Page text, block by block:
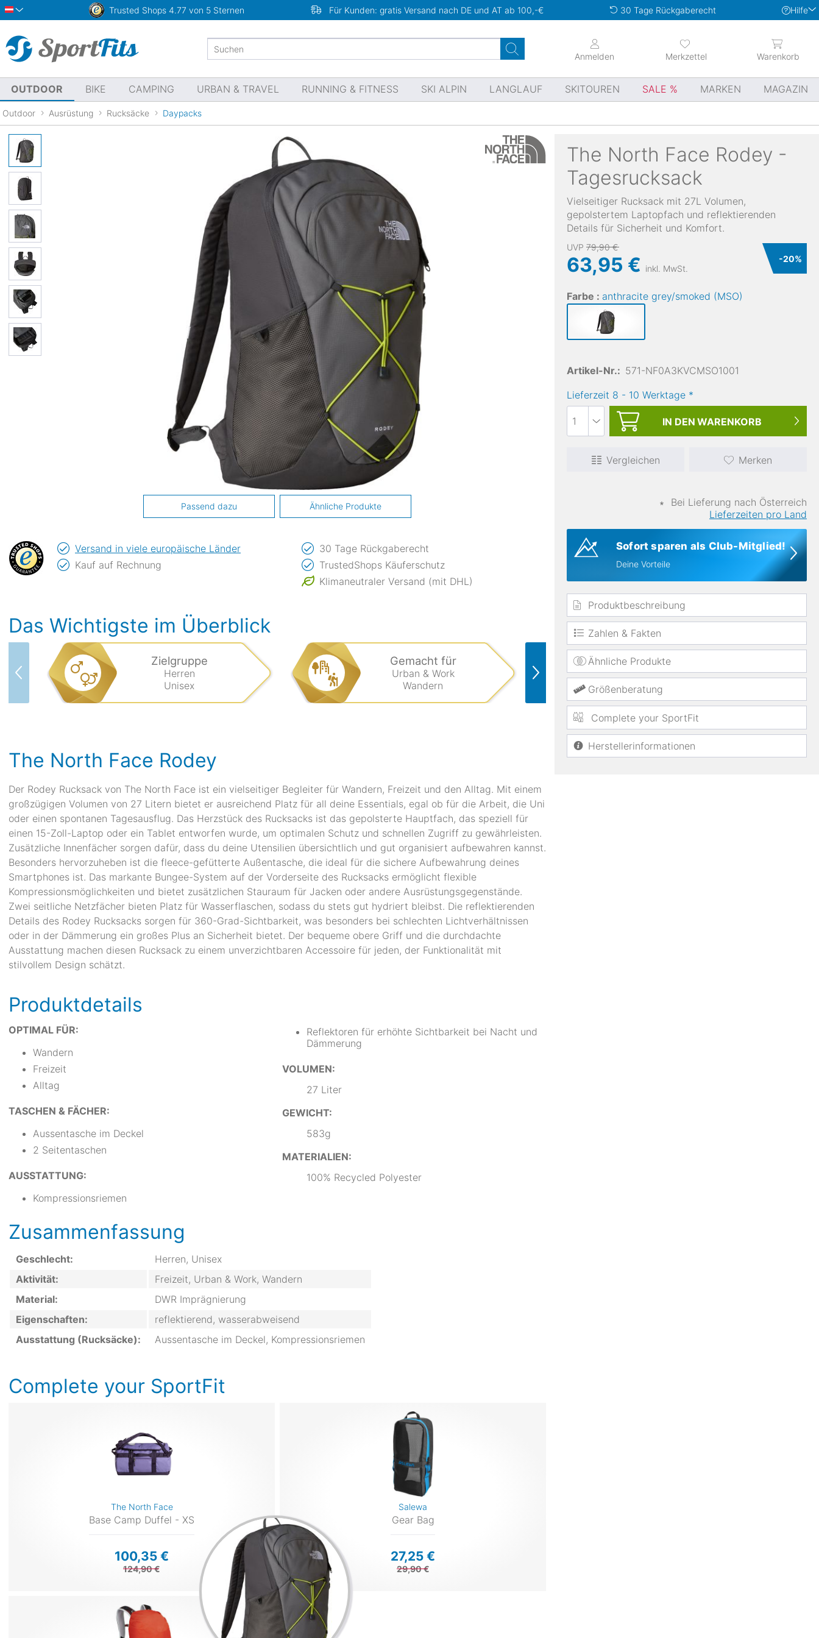
Österreich Trusted Shops 4.77 von 5 Sternen Für Kunden: gratis Versand nach DE und AT ab 100,-€ 30 Tage Rückgaberecht Hilfe
Merkzettel
Anmelden Warenkorb
OUTDOOR BIKE CAMPING URBAN & TRAVEL RUNNING & FITNESS SKI ALPIN LANGLAUF SKITOUREN SALE MARKEN MAGAZIN
Outdoor Ausrüstung Rucksäcke Daypacks
The North Face Rodey -
Tagesrucksack
Vielseitiger Rucksack mit 27L Volumen,
gepolstertem Laptopfach und reflektierenden
Details für Sicherheit und Komfort.
UVP 79,90 €
63,95 € inkl. MwSt.
-20%
Farbe : anthracite grey/smoked (MSO)
Artikel-Nr.: 571-NF0A3KVCMSO1001
Lieferzeit 8 - 10 Werktage *
IN DEN WARENKORB
Vergleichen Merken
∗
Bei Lieferung nach Österreich
Lieferzeiten pro Land
Sofort sparen als Club-Mitglied!
Deine Vorteile
Produktbeschreibung
Zahlen & Fakten
Ähnliche Produkte
Größenberatung
Complete your SportFit
Herstellerinformationen
Passend dazu Ähnliche Produkte
Versand in viele europäische Länder
Kauf auf Rechnung
30 Tage Rückgaberecht
TrustedShops Käuferschutz
Klimaneutraler Versand (mit DHL)
Das Wichtigste im Überblick
Zielgruppe
Herren
Unisex
Gemacht für
Urban & Work
Wandern
Membran
DWR Imprägnierung
The North Face Rodey
Der Rodey Rucksack von The North Face ist ein vielseitiger Begleiter für Wandern, Freizeit und den Alltag. Mit einem
großzügigen Volumen von 27 Litern bietet er ausreichend Platz für all deine Essentials, egal ob für die Arbeit, die Uni
oder einen spontanen Tagesausflug. Das Herzstück des Rucksacks ist das gepolsterte Hauptfach, das speziell für
einen 15-Zoll-Laptop oder ein Tablet entworfen wurde, um optimalen Schutz und schnellen Zugriff zu gewährleisten.
Zusätzliche Innenfächer sorgen dafür, dass du deine Utensilien übersichtlich und gut organisiert aufbewahren kannst.
Besonders hervorzuheben ist die fleece-gefütterte Außentasche, die ideal für die sichere Aufbewahrung deines
Smartphones ist. Das markante Bungee-System auf der Vorderseite des Rucksacks ermöglicht flexible
Kompressionsmöglichkeiten und bietet zusätzlichen Stauraum für Jacken oder andere Ausrüstungsgegenstände.
Zwei seitliche Netzfächer bieten Platz für Wasserflaschen, sodass du stets gut hydriert bleibst. Die reflektierenden
Details des Rodey Rucksacks sorgen für 360-Grad-Sichtbarkeit, was besonders bei schlechten Lichtverhältnissen
oder in der Dämmerung ein großes Plus an Sicherheit bietet. Der bequeme obere Griff und die durchdachte
Ausstattung machen diesen Rucksack zu einem unverzichtbaren Accessoire für jeden, der Funktionalität mit
stilvollem Design schätzt.
Produktdetails
OPTIMAL FÜR:
Wandern
Freizeit
Alltag
TASCHEN & FÄCHER:
Aussentasche im Deckel
2 Seitentaschen
AUSSTATTUNG:
Kompressionsriemen
Reflektoren für erhöhte Sichtbarkeit bei Nacht und
Dämmerung
VOLUMEN:
27 Liter
GEWICHT:
583g
MATERIALIEN:
100% Recycled Polyester
Zusammenfassung
Geschlecht:
Herren, Unisex
Aktivität:
Freizeit, Urban & Work, Wandern
Material:
DWR Imprägnierung
Eigenschaften:
reflektierend, wasserabweisend
Ausstattung (Rucksäcke):
Aussentasche im Deckel, Kompressionsriemen
Complete your SportFit
The North Face
Base Camp Duffel - XS
100,35 €
124,90 €
Salewa
Gear Bag
27,25 €
29,90 €